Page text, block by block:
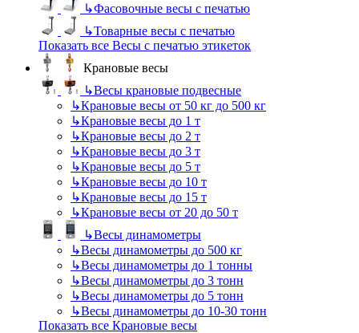
↳Фасовочные весы с печатью
↳Товарные весы с печатью
Показать все Весы с печатью этикеток
Крановые весы
↳Весы крановые подвесные
↳Крановые весы от 50 кг до 500 кг
↳Крановые весы до 1 т
↳Крановые весы до 2 т
↳Крановые весы до 3 т
↳Крановые весы до 5 т
↳Крановые весы до 10 т
↳Крановые весы до 15 т
↳Крановые весы от 20 до 50 т
↳Весы динамометры
↳Весы динамометры до 500 кг
↳Весы динамометры до 1 тонны
↳Весы динамометры до 3 тонн
↳Весы динамометры до 5 тонн
↳Весы динамометры до 10-30 тонн
Показать все Крановые весы